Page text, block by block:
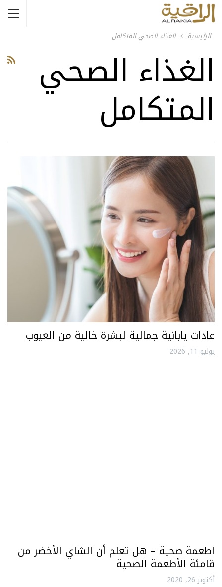
الرئيسية الغذاء الصحي المتكامل
الغذاء الصحي
المتكامل
عادات يابانية جمالية لبشرة خالية من العيوب
يوليو 11, 2026
اطعمة صحية – هل تعلم أن الشاي الأخضر من
قامئة الأطعمة الصحية
أكتوبر 26, 2020